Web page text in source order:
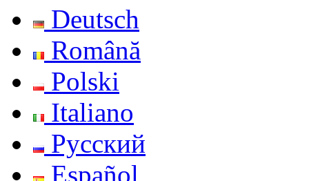
Deutsch
Română
Polski
Italiano
Русский
Español